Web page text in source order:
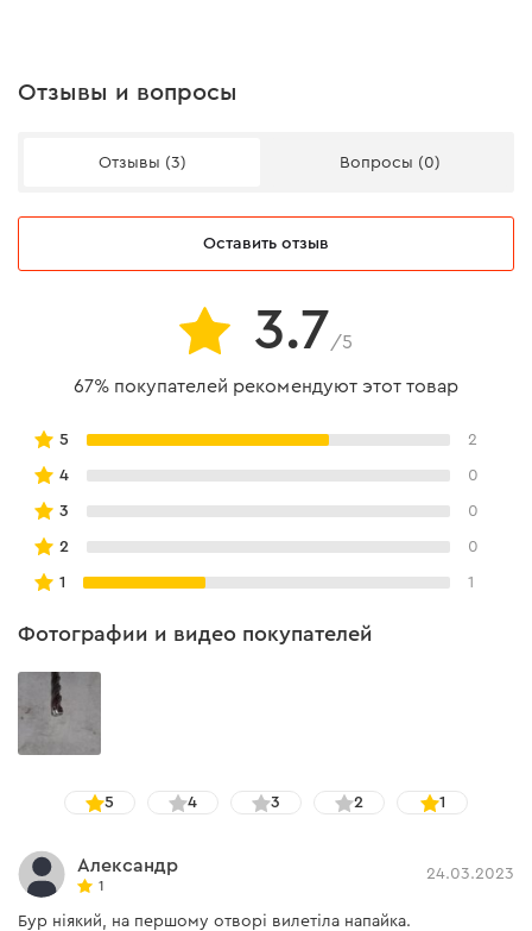
ВЫСОКОКАЧЕСТВЕННЫЙ
МАТЕРИАЛ
Бур для перфоратора изготовлен из высокопрочной
стали, что обеспечивает длительный ресурс.
Приобретая бур Dnipro-M Ultra для перфоратора, Вы
получаете качественный, продуктивный расходный
Отзывы и вопросы
Отзывы (3) Вопросы (0)
Оставить отзыв
3.7/5
67% покупателей рекомендуют этот товар
5 2
4 0
3 0
2 0
1 1
Фотографии и видео покупателей
5 4 3 2 1
Александр
1
24.03.2023
Бур ніякий, на першому отворі вилетіла напайка.